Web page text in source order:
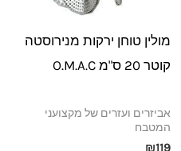
מולין טוחן ירקות מנירוסטה
קוטר 20 ס"מ O.M.A.C
אביזרים ועזרים של מקצועני
המטבח